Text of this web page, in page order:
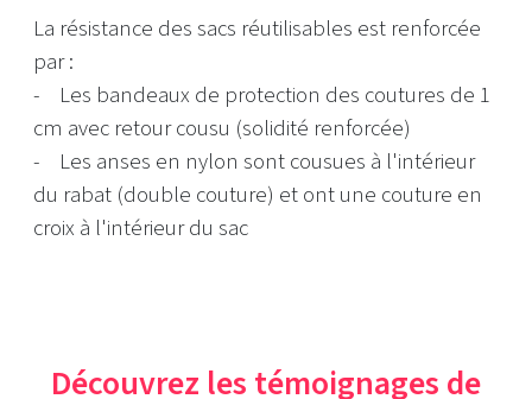
La résistance des sacs réutilisables est renforcée
par :
- Les bandeaux de protection des coutures de 1
cm avec retour cousu (solidité renforcée)
- Les anses en nylon sont cousues à l'intérieur
du rabat (double couture) et ont une couture en
croix à l'intérieur du sac
Découvrez les témoignages de